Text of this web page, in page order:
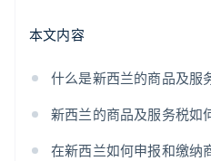
本文内容
什么是新西兰的商品及服
新西兰的商品及服务税如
在新西兰如何申报和缴纳